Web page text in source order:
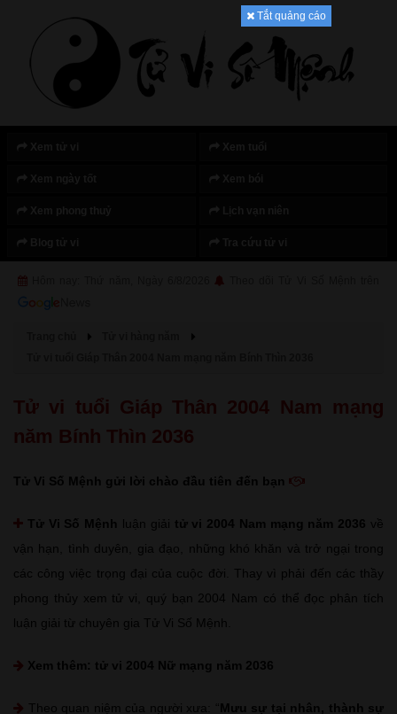
Tắt quảng cáo
Tử vi tuổi Giáp Thân 2004 Nam mạng
năm Bính Thìn 2036
Tử Vi Số Mệnh gửi lời chào đầu tiên đến bạn
Tử Vi Số Mệnh luận giải tử vi 2004 Nam mạng năm 2036 về
vận hạn, tình duyên, gia đạo, những khó khăn và trở ngại trong
các công việc trọng đại của cuộc đời. Thay vì phải đến các thầy
phong thủy xem tử vi, quý bạn 2004 Nam có thể đọc phân tích
luận giải từ chuyên gia Tử Vi Số Mệnh.
Xem thêm: tử vi 2004 Nữ mạng năm 2036
Theo quan niệm của người xưa: “Mưu sự tại nhân, thành sự